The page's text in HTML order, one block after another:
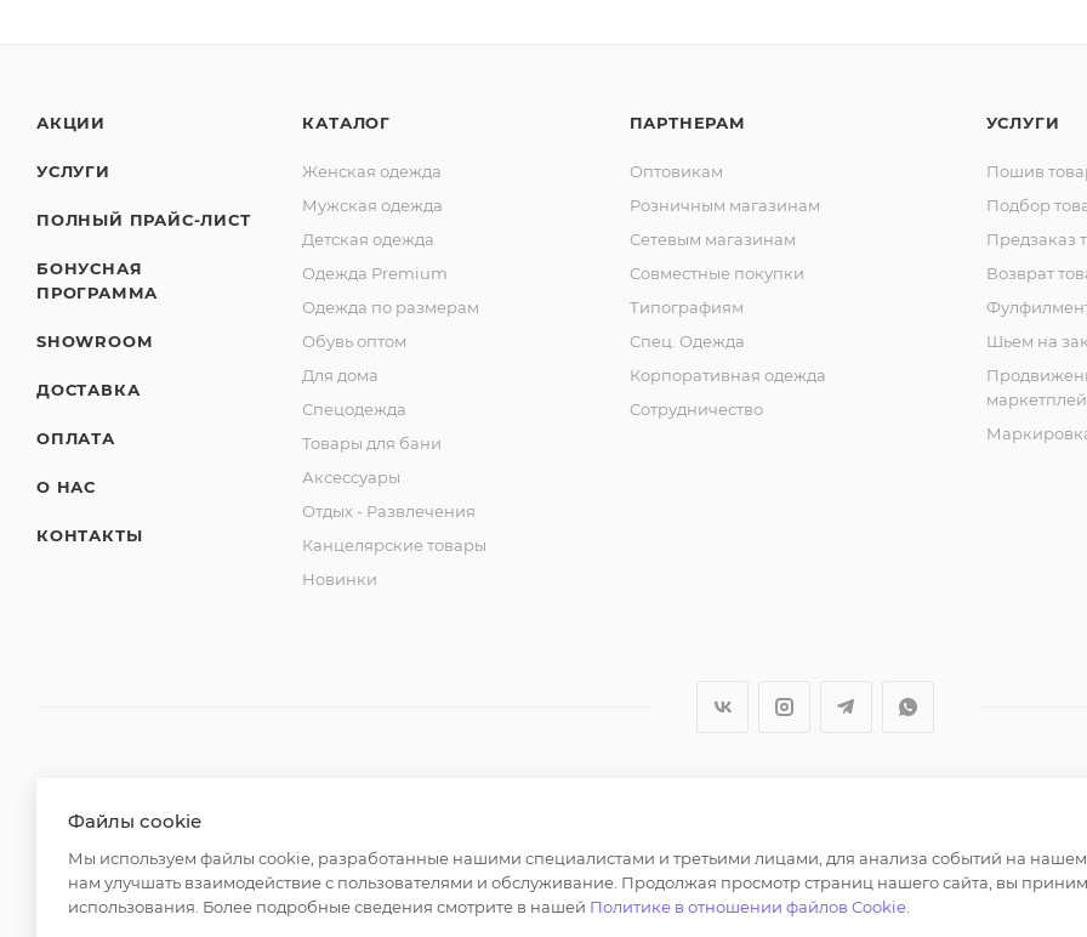
АКЦИИ
УСЛУГИ
ПОЛНЫЙ ПРАЙС-ЛИСТ
БОНУСНАЯ
ПРОГРАММА
SHOWROOM
ДОСТАВКА
ОПЛАТА
О НАС
КОНТАКТЫ
КАТАЛОГ
Женская одежда
Мужская одежда
Детская одежда
Одежда Premium
Одежда по размерам
Обувь оптом
Для дома
Спецодежда
Товары для бани
Аксессуары
Отдых - Развлечения
Канцелярские товары
Новинки
ПАРТНЕРАМ
Оптовикам
Розничным магазинам
Сетевым магазинам
Совместные покупки
Типографиям
Спец. Одежда
Корпоративная одежда
Сотрудничество
УСЛУГИ
Пошив
Подбор
Предзаказ
Возврат
Шьем на
Любая информация на сайте носит справочный характер и не является публичной офертой определяемой
Российской Федерации. Использование любых материалов, опубликованных на https://opt-milena.ru,
редакции и активной ссылки на https://opt-milena.ru
Файлы cookie
Мы используем файлы cookie, разработанные нашими специалистами и третьими лицами, для анализа событий на нашем
нам улучшать взаимодействие с пользователями и обслуживание. Продолжая просмотр страниц нашего сайта, вы
использования. Более подробные сведения смотрите в нашей Политике в отношении файлов Cookie